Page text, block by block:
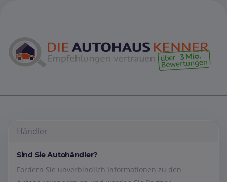
Händler
Sind Sie Autohändler?
Fordern Sie unverbindlich Informationen zu den